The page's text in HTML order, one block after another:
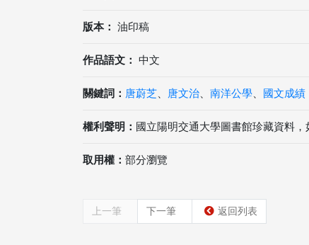
版本： 油印稿
作品語文： 中文
關鍵詞： 唐蔚芝 唐文治 南洋公學 國文成績
權利聲明： 國立陽明交通大學圖書館珍藏資料，
取用權： 部分瀏覽
上一筆 下一筆 返回列表